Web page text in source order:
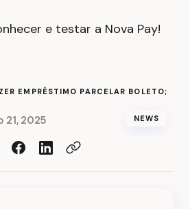
e testar a Nova Pay!
EMPRÉSTIMO PARCELAR BOLETO;
21, 2025 NEWS